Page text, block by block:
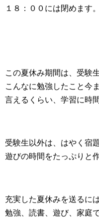
１８：００には閉めます。
この夏休み期間は、受験
こんなに勉強したこと今
言えるくらい、学習に時
受験生以外は、はやく宿
遊びの時間をたっぷりと
充実した夏休みを送るには
勉強、読書、遊び、家庭